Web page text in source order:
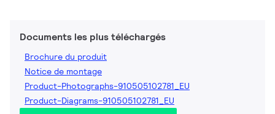
Documents les plus téléchargés
Brochure du produit
Notice de montage
Product-Photographs-910505102781_EU
Product-Diagrams-910505102781_EU